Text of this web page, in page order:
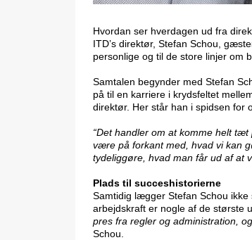
Hvordan ser hverdagen ud fra
ITD’s direktør, Stefan Schou,
personlige og til de store linjer om
Samtalen begynder med Stefan
på til en karriere i krydsfeltet
direktør. Her står han i spidsen for
“Det handler om at komme helt
være på forkant med, hvad vi kan
tydeliggøre, hvad man får ud af at
Plads til succeshistorierne
Samtidig lægger Stefan Schou
arbejdskraft er nogle af de største
pres fra regler og administration,
Schou.